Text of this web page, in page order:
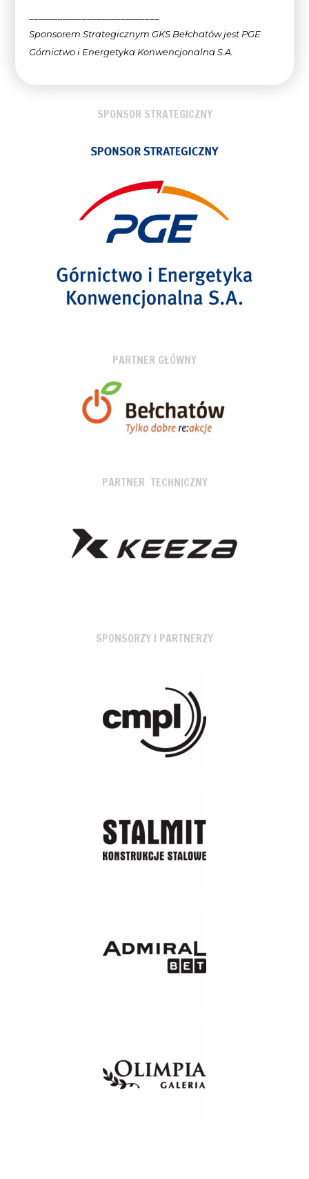
Sponsorem Strategicznym GKS Bełchatów jest PGE
Górnictwo i Energetyka Konwencjonalna S.A.
SPONSOR STRATEGICZNY
PARTNER GŁÓWNY
PARTNER TECHNICZNY
SPONSORZY I PARTNERZY